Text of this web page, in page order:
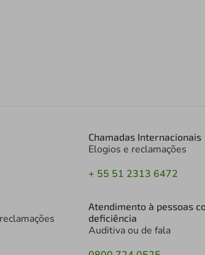
Chamadas Internacionais
Elogios e reclamações
+ 55 51 2313 6472
Atendimento à pessoas
deficiência
Auditiva ou de fala